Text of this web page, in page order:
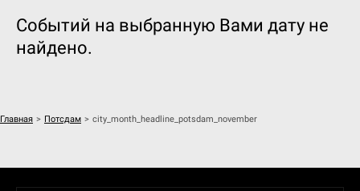
Событий на выбранную Вами дату не
найдено.
Главная > Потсдам > city_month_headline_potsdam_november